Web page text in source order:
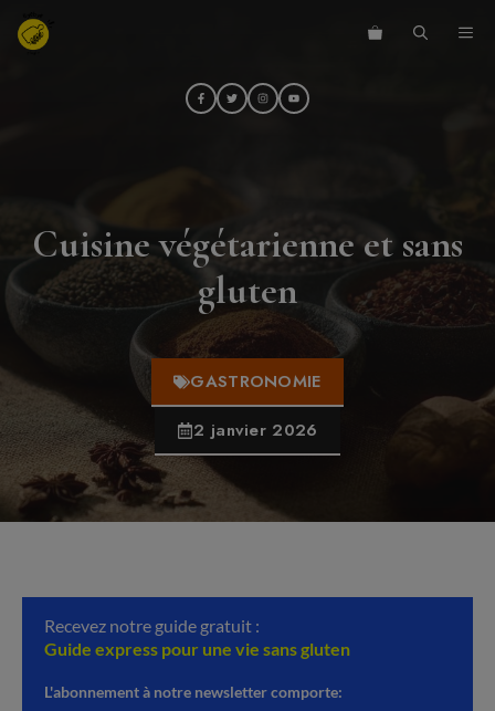
Aller
au
Cuisine végétarienne et sans
gluten
GASTRONOMIE
2 janvier 2026